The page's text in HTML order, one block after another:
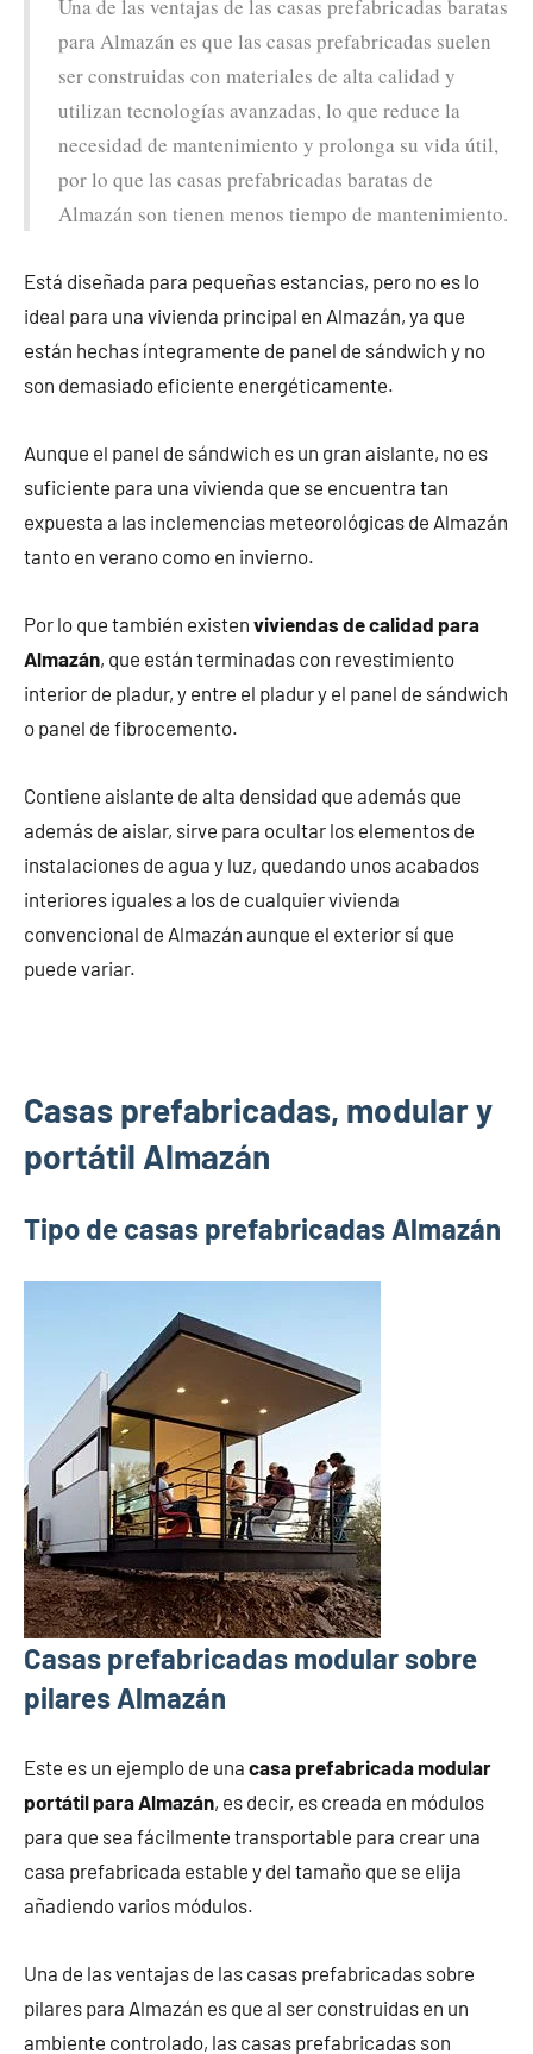
Una de las ventajas de las casas prefabricadas baratas
para Almazán es que las casas prefabricadas suelen
ser construidas con materiales de alta calidad y
utilizan tecnologías avanzadas, lo que reduce la
necesidad de mantenimiento y prolonga su vida útil,
por lo que las casas prefabricadas baratas de
Almazán son tienen menos tiempo de mantenimiento.
Está diseñada para pequeñas estancias, pero no es lo
ideal para una vivienda principal en Almazán, ya que
están hechas íntegramente de panel de sándwich y no
son demasiado eficiente energéticamente.
Aunque el panel de sándwich es un gran aislante, no es
suficiente para una vivienda que se encuentra tan
expuesta a las inclemencias meteorológicas de Almazán
tanto en verano como en invierno.
Por lo que también existen viviendas de calidad para
Almazán, que están terminadas con revestimiento
interior de pladur, y entre el pladur y el panel de sándwich
o panel de fibrocemento.
Contiene aislante de alta densidad que además que
además de aislar, sirve para ocultar los elementos de
instalaciones de agua y luz, quedando unos acabados
interiores iguales a los de cualquier vivienda
convencional de Almazán aunque el exterior sí que
puede variar.
Casas prefabricadas, modular y
portátil Almazán
Tipo de casas prefabricadas Almazán
Casas prefabricadas modular sobre
pilares Almazán
Este es un ejemplo de una casa prefabricada modular
portátil para Almazán, es decir, es creada en módulos
para que sea fácilmente transportable para crear una
casa prefabricada estable y del tamaño que se elija
añadiendo varios módulos.
Una de las ventajas de las casas prefabricadas sobre
pilares para Almazán es que al ser construidas en un
ambiente controlado, las casas prefabricadas son